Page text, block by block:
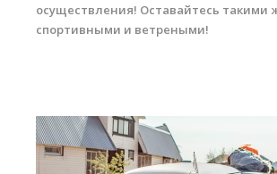
осуществления! Оставайтесь такими
спортивными и ветреными!